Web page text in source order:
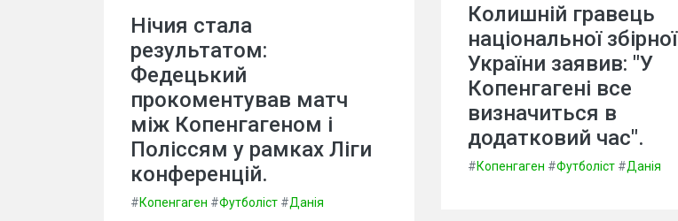
Нічия стала
результатом:
Федецький
прокоментував матч
між Копенгагеном і
Поліссям у рамках Ліги
конференцій.
#Копенгаген #Футболіст #Данія
Колишній гравець
національної збірної
України заявив: "У
Копенгагені все
визначиться в
додатковий час".
#Копенгаген #Футболіст #Данія